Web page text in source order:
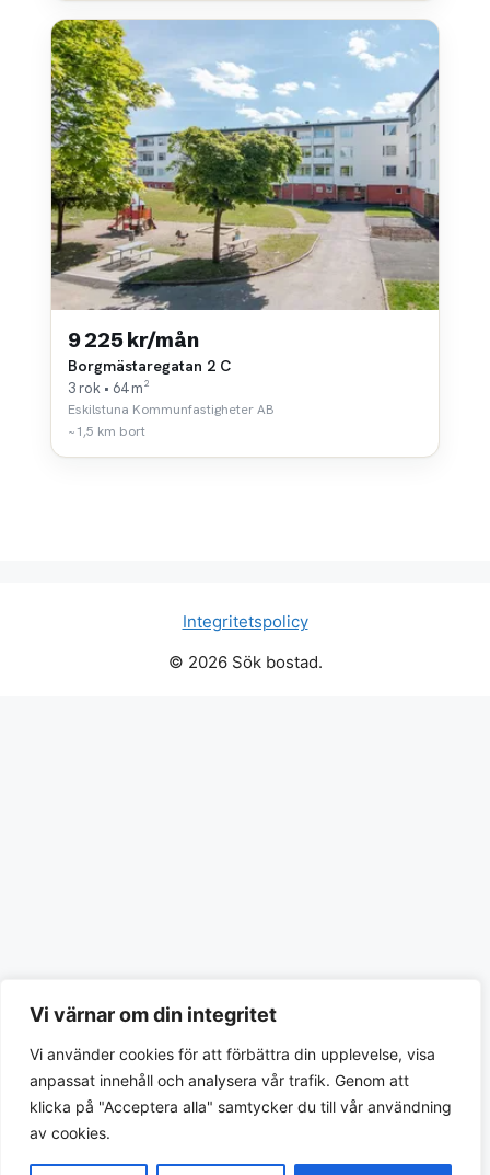
Vi värnar om din integritet
Vi använder cookies för att förbättra din upplevelse, visa
anpassat innehåll och analysera vår trafik. Genom att
klicka på "Acceptera alla" samtycker du till vår användning
av cookies.
9 225 kr/mån
Borgmästaregatan 2 C
3 rok • 64 m²
Eskilstuna Kommunfastigheter AB
~1,5 km bort
Integritetspolicy
© 2026 Sök bostad.